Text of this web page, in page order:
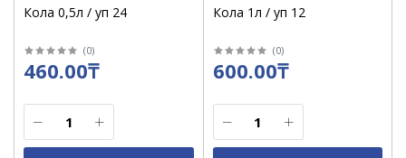
Кола 0,5л / уп 24
(0)
460.00₸
Кола 1л / уп 12
(0)
600.00₸